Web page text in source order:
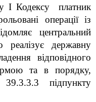
I Кодексу платник
операції із
центральний
реалізує державну
відповідного
та в порядку,
39.3.3.3 підпункту